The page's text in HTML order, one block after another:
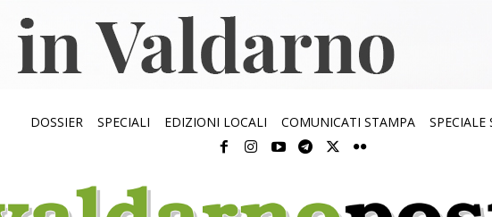
DOSSIER SPECIALI EDIZIONI LOCALI COMUNICATI STAMPA SPECIALE